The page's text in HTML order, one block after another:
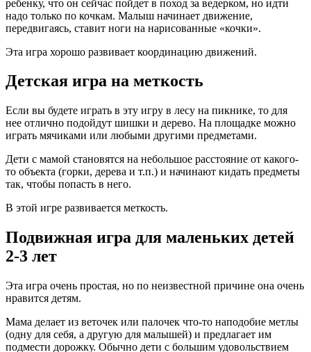
ребенку, что он сейчас пойдет в поход за ведерком, но идти
надо только по кочкам. Малыш начинает движение,
передвигаясь, ставит ноги на нарисованные «кочки».
Эта игра хорошо развивает координацию движений.
Детская игра на меткость
Если вы будете играть в эту игру в лесу на пикнике, то для
нее отлично подойдут шишки и дерево. На площадке можно
играть мячиками или любыми другими предметами.
Дети с мамой становятся на небольшое расстояние от какого-
то объекта (горки, дерева и т.п.) и начинают кидать предметы
так, чтобы попасть в него.
В этой игре развивается меткость.
Подвижная игра для маленьких детей
2-3 лет
Эта игра очень простая, но по неизвестной причине она очень
нравится детям.
Мама делает из веточек или палочек что-то наподобие метлы
(одну для себя, а другую для малышей) и предлагает им
подмести дорожку. Обычно дети с большим удовольствием